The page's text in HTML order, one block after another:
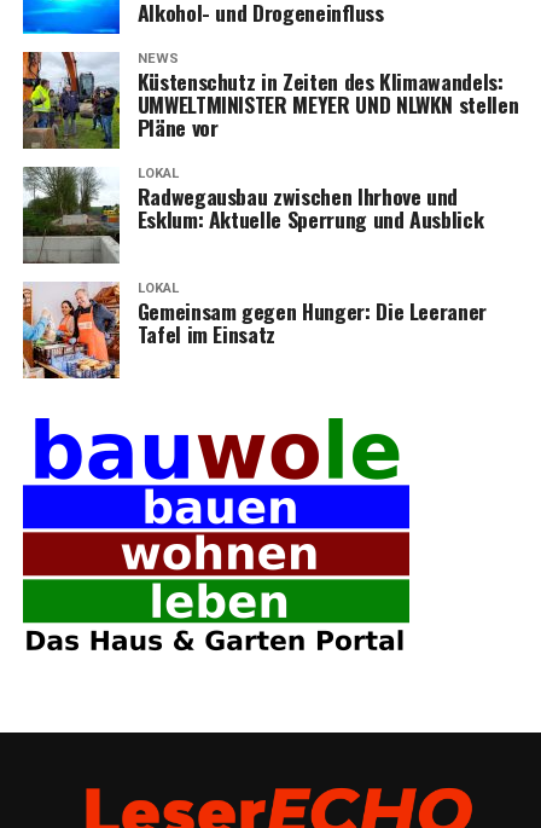
Alko­hol- und Drogeneinfluss
NEWS
Küs­ten­schutz in Zei­ten des Kli­ma­wan­dels:
UMWELTMINISTER MEYER UND NLWKN stel­len
Plä­ne vor
LOKAL
Rad­weg­aus­bau zwi­schen Ihr­ho­ve und
Esklum: Aktu­el­le Sper­rung und Ausblick
LOKAL
Gemein­sam gegen Hun­ger: Die Leera­ner
Tafel im Einsatz